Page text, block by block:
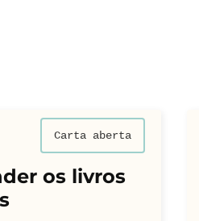
Carta aberta
os livros